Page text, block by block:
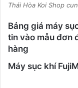
Thái Hòa Koi Shop
Bảng giá máy
tin vào mẫu đơn
hàng
Máy sục khí